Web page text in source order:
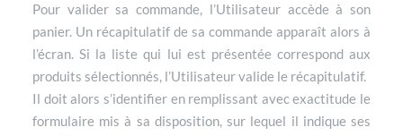
Pour valider sa commande, l’Utilisateur accède à son
panier. Un récapitulatif de sa commande apparaît alors à
l’écran. Si la liste qui lui est présentée correspond aux
produits sélectionnés, l’Utilisateur valide le récapitulatif.
Il doit alors s’identifier en remplissant avec exactitude le
formulaire mis à sa disposition, sur lequel il indique ses